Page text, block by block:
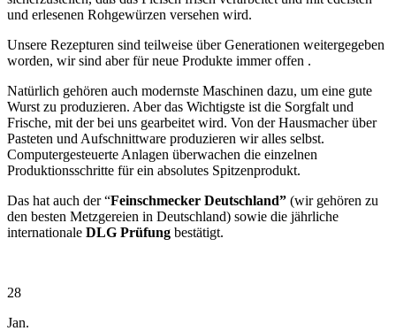
und erlesenen Rohgewürzen versehen wird.
Unsere Rezepturen sind teilweise über Generationen weitergegeben
worden, wir sind aber für neue Produkte immer offen .
Natürlich gehören auch modernste Maschinen dazu, um eine gute
Wurst zu produzieren. Aber das Wichtigste ist die Sorgfalt und
Frische, mit der bei uns gearbeitet wird. Von der Hausmacher über
Pasteten und Aufschnittware produzieren wir alles selbst.
Computergesteuerte Anlagen überwachen die einzelnen
Produktionsschritte für ein absolutes Spitzenprodukt.
Das hat auch der “Feinschmecker Deutschland” (wir gehören zu
den besten Metzgereien in Deutschland) sowie die jährliche
internationale DLG Prüfung bestätigt.
28
Jan.